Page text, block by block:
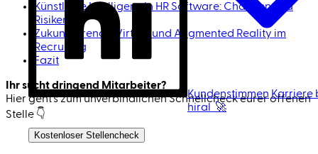
Kundenstimmen Karriere
hiral 🚀
Ich bin Kandidat
Kostenloser Stellencheck
Künstliche Intelligenz in HR Software: Chancen und
Risiken
Zukunftstrends: Virtual und Augmented Reality im
Recruiting
Fazit
Ihr sucht dringend Mitarbeiter?
Hier geht's zum unverbindlichen Schnell­check eurer offenen
Stelle 👇
Jetzt Mitarbeiter finden 🚀